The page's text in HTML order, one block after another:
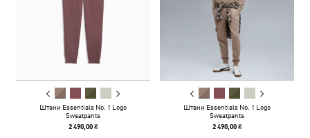
Штани Essentials No. 1 Logo
Sweatpants
2 490,00 ₴
Штани Essentials No. 1 Logo
Sweatpants
2 490,00 ₴